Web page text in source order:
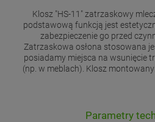
Klosz "HS-11" zatrzaskowy
podstawową funkcją jest
zabezpieczenie go przed
Zatrzaskowa osłona stosowana
posiadamy miejsca na wsunięcie
(np. w meblach). Klosz
Parametry